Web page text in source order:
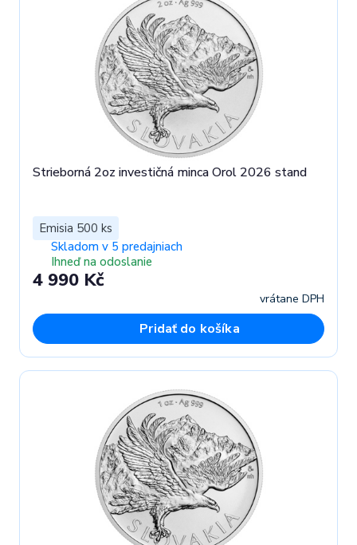
Strieborná 2oz investičná minca Orol 2026 stand
Emisia 500 ks
Skladom v 5 predajniach
Ihneď na odoslanie
4 990 Kč
vrátane DPH
Pridať do košíka